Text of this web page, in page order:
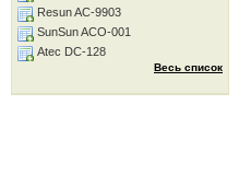
Resun AC-9903
SunSun ACO-001
Atec DC-128
Весь список